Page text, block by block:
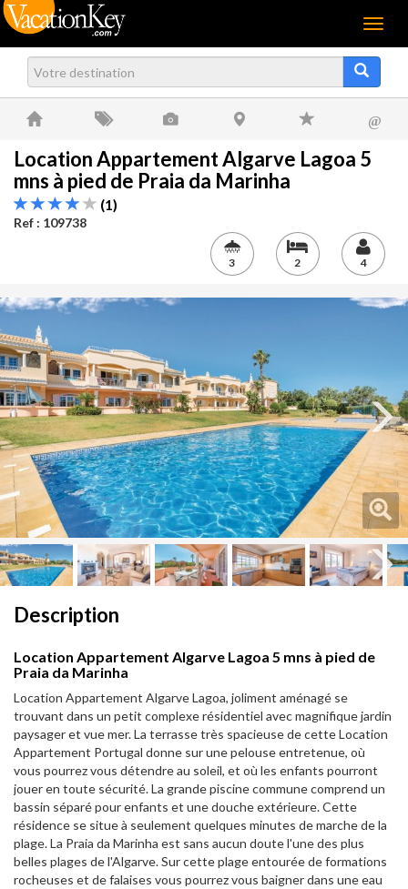
Menu
@
Location Appartement Algarve Lagoa 5
mns à pied de Praia da Marinha
(1)
Ref : 109738
3 2 4
Next
Description
Location Appartement Algarve Lagoa 5 mns à pied de
Praia da Marinha
Location Appartement Algarve Lagoa, joliment aménagé se
trouvant dans un petit complexe résidentiel avec magnifique jardin
paysager et vue mer. La terrasse très spacieuse de cette Location
Appartement Portugal donne sur une pelouse entretenue, où
vous pourrez vous détendre au soleil, et où les enfants pourront
jouer en toute sécurité. La grande piscine commune comprend un
bassin séparé pour enfants et une douche extérieure. Cette
résidence se situe à seulement quelques minutes de marche de la
plage. La Praia da Marinha est sans aucun doute l'une des plus
belles plages de l'Algarve. Sur cette plage entourée de formations
rocheuses et de falaises vous pourrez vous baigner dans une eau